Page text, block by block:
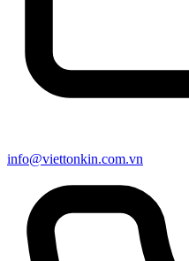
info@viettonkin.com.vn